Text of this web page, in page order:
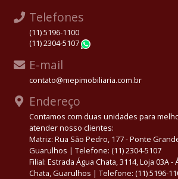
Telefones
(11) 5196-1100
(11) 2304-5107
E-mail
contato@mepimobiliaria.com.br
Endereço
Contamos com duas unidades para
atender nosso clientes:
Matriz: Rua São Pedro, 177 - Ponte
Guarulhos | Telefone: (11) 2304-5107
Filial: Estrada Água Chata, 3114, Loja 03A -
Chata, Guarulhos | Telefone: (11) 5196-